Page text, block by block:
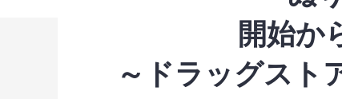
開始か
～ドラッグスト